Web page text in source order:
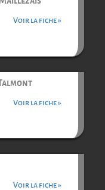
Voir la fiche »
Voir la fiche »
Voir la fiche »